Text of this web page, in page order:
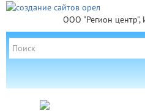
ООО "Регион